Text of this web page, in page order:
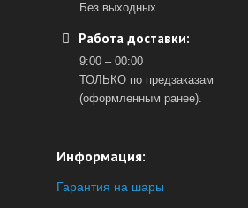
Без выходных
Работа доставки:
9:00 – 00:00
ТОЛЬКО по предзаказам
(оформленным ранее).
Информация:
Гарантия на шары